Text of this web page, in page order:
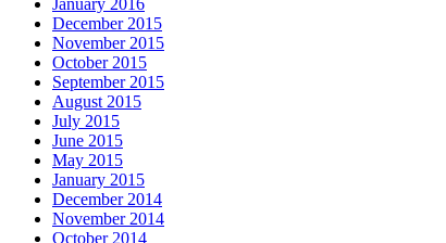
January 2016
December 2015
November 2015
October 2015
September 2015
August 2015
July 2015
June 2015
May 2015
January 2015
December 2014
November 2014
October 2014